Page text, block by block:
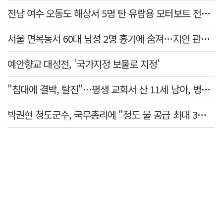
전남 여수 오동도 해상서 5명 탄 유람용 모터보트 전복…2명 숨져
서울 면목동서 60대 남성 2명 흉기에 숨져…지인 관계로 추정
예안향교 대성전, '국가지정 보물로 지정'
"침대에 결박, 탈진"…평생 교회서 산 11세 남아, 병원 이송 끝 숨져
박권현 청도군수, 국무총리에 "청도 물 공급 최대 3만t 늘려달라"